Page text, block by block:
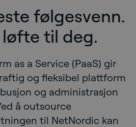
følgesvenn.
til deg.
as a Service (PaaS) gir
og fleksibel plattform
og administrasjon
å outsource
til NetNordic kan